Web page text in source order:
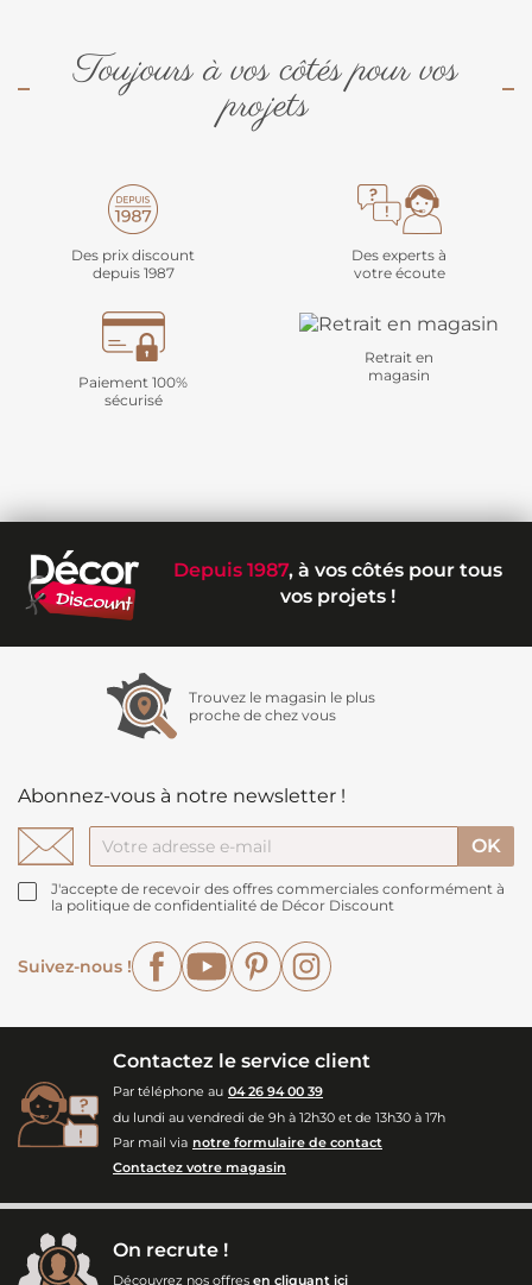
Toujours à vos côtés pour vos
projets
Des prix discount
depuis 1987
Des experts à
votre écoute
Paiement 100%
sécurisé
Retrait en
magasin
Depuis 1987, à vos côtés pour tous
vos projets !
Trouvez le magasin le plus
proche de chez vous
Abonnez-vous à notre newsletter !
J'accepte de recevoir des offres commerciales conformément à
la politique de confidentialité de Décor Discount
Suivez-nous !
FacebookYouTubePinterest
Contactez le service client
Par téléphone au 04 26 94 00 39
du lundi au vendredi de 9h à 12h30 et de 13h30 à 17h
Par mail via notre formulaire de contact
Contactez votre magasin
On recrute !
Découvrez nos offres en cliquant ici